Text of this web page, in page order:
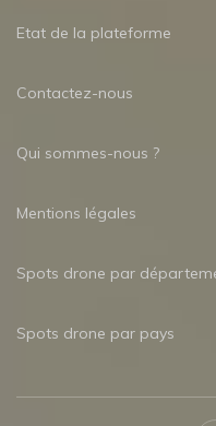
Etat de la plateforme
Contactez-nous
Qui sommes-nous ?
Mentions légales
Spots drone par
Spots drone par pays